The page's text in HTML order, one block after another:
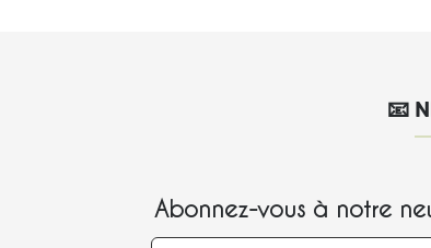
📧
Abonnez-vous à notre